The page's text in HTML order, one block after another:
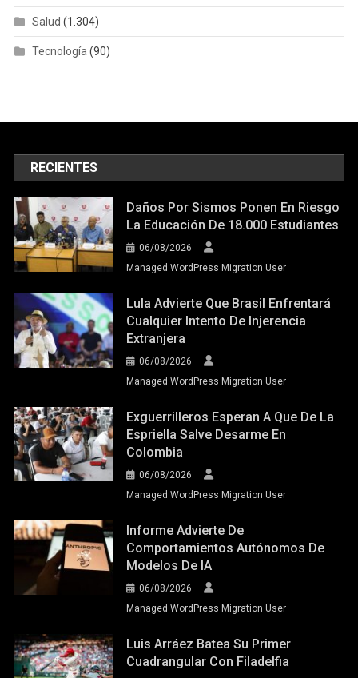
Salud (1.304)
Tecnología(90)
RECIENTES
Daños Por Sismos Ponen En Riesgo
La Educación De 18.000 Estudiantes
06/08/2026
Managed WordPress Migration User
Lula Advierte Que Brasil Enfrentará
Cualquier Intento De Injerencia
Extranjera
06/08/2026
Managed WordPress Migration User
Exguerrilleros Esperan A Que De La
Espriella Salve Desarme En
Colombia
06/08/2026
Managed WordPress Migration User
Informe Advierte De
Comportamientos Autónomos De
Modelos De IA
06/08/2026
Managed WordPress Migration User
Luis Arráez Batea Su Primer
Cuadrangular Con Filadelfia